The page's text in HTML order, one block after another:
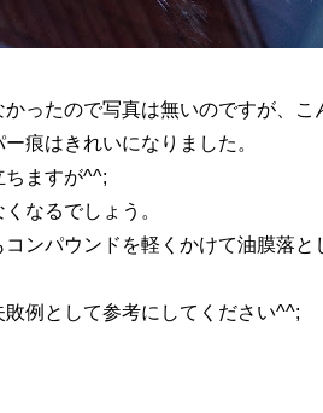
ったので写真は無いのですが、
痕はきれいになりました。
ちますが^^;
なるでしょう。
ンパウンドを軽くかけて油膜落と
例として参考にしてください^^;